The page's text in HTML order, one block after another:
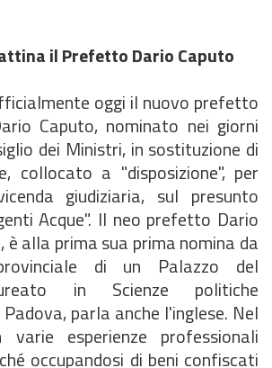
il Prefetto Dario Caputo
oggi il nuovo prefetto
Caputo, nominato nei giorni
dei Ministri, in sostituzione di
collocato a "disposizione", per
giudiziaria, sul presunto
Acque". Il neo prefetto Dario
è alla prima sua prima nomina da
di un Palazzo del
in Scienze politiche
parla anche l'inglese. Nel
varie esperienze professionali
occupandosi di beni confiscati